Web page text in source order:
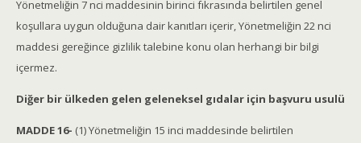
Yönetmeliğin 7 nci maddesinin birinci fıkrasında belirtilen genel
koşullara uygun olduğuna dair kanıtları içerir, Yönetmeliğin 22 nci
maddesi gereğince gizlilik talebine konu olan herhangi bir bilgi
içermez.
Diğer bir ülkeden gelen geleneksel gıdalar için başvuru usulü
MADDE 16- (1) Yönetmeliğin 15 inci maddesinde belirtilen